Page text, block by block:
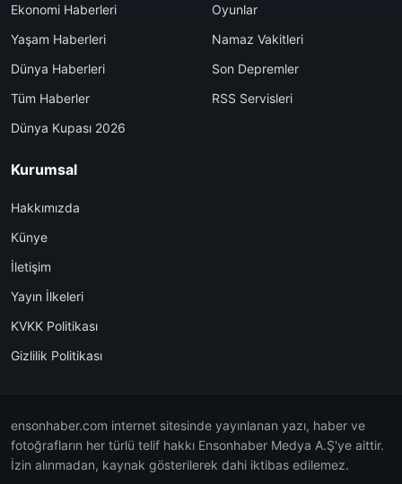
Ekonomi Haberleri
Yaşam Haberleri
Dünya Haberleri
Tüm Haberler
Dünya Kupası 2026
Oyunlar
Namaz Vakitleri
Son Depremler
RSS Servisleri
Kurumsal
Hakkımızda
Künye
İletişim
Yayın İlkeleri
KVKK Politikası
Gizlilik Politikası
ensonhaber.com internet sitesinde yayınlanan yazı, haber ve
fotoğrafların her türlü telif hakkı Ensonhaber Medya A.Ş'ye aittir.
İzin alınmadan, kaynak gösterilerek dahi iktibas edilemez.